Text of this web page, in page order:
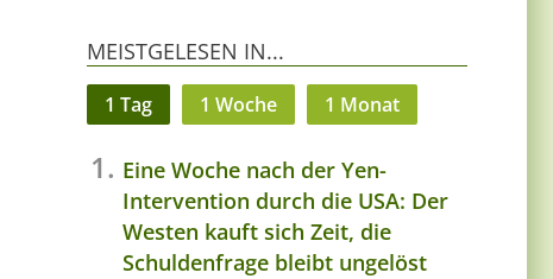
MEISTGELESEN IN...
1 Tag 1 Woche 1 Monat
Eine Woche nach der Yen-
Intervention durch die USA: Der
Westen kauft sich Zeit, die
Schuldenfrage bleibt ungelöst